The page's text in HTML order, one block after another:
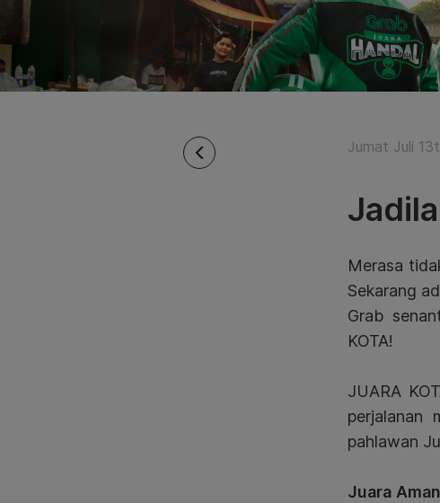
Jumat Juli
Merasa
Sekarang
Grab
KOTA!
JUARA
perjalanan
pahlawan
Juara